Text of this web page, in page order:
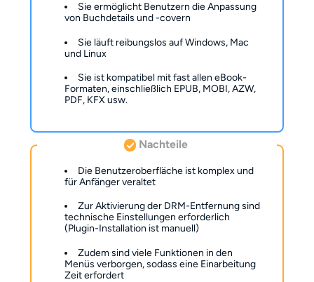
Sie ermöglicht Benutzern die Anpassung
von Buchdetails und -covern
Sie läuft reibungslos auf Windows, Mac
und Linux
Sie ist kompatibel mit fast allen eBook-
Formaten, einschließlich EPUB, MOBI, AZW,
PDF, KFX usw.
Nachteile
Die Benutzeroberfläche ist komplex und
für Anfänger veraltet
Zur Aktivierung der DRM-Entfernung sind
technische Einstellungen erforderlich
(Plugin-Installation ist manuell)
Zudem sind viele Funktionen in den
Menüs verborgen, sodass eine Einarbeitung
Zeit erfordert